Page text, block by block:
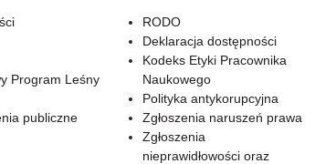
Program Leśny
publiczne
RODO
Deklaracja dostępności
Kodeks Etyki Pracownika
Naukowego
Polityka antykorupcyjna
Zgłoszenia naruszeń prawa
Zgłoszenia
nieprawidłowości oraz